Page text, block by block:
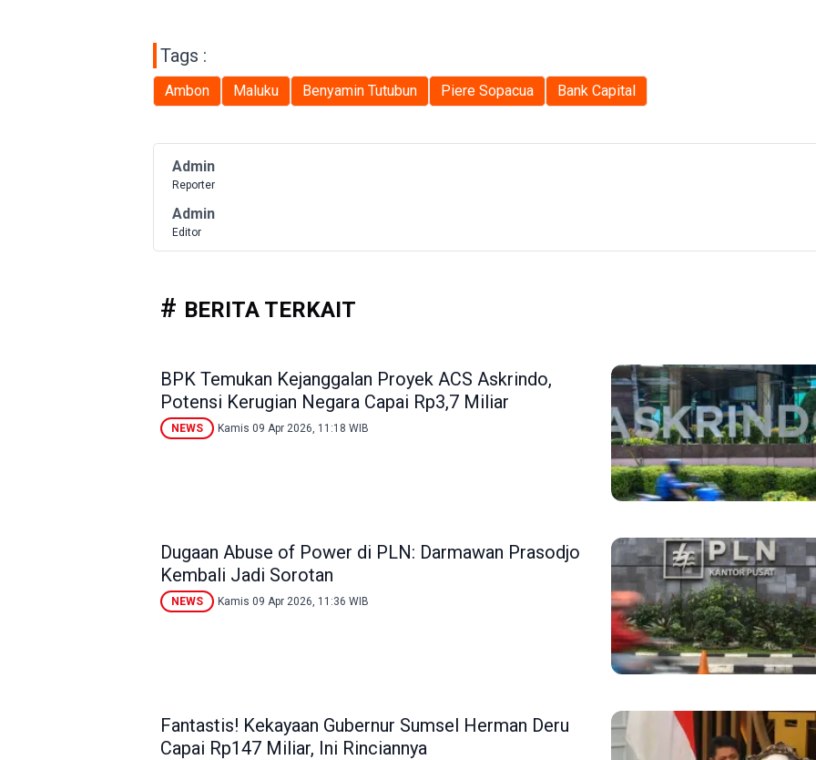
Tags :
Ambon Maluku Benyamin Tutubun Piere Sopacua Bank Capital
Admin
Reporter
Admin
Editor
BERITA TERKAIT
BPK Temukan Kejanggalan Proyek ACS Askrindo,
Potensi Kerugian Negara Capai Rp3,7 Miliar
NEWS Kamis 09 Apr 2026, 11:18 WIB
Dugaan Abuse of Power di PLN: Darmawan Prasodjo
Kembali Jadi Sorotan
NEWS Kamis 09 Apr 2026, 11:36 WIB
Fantastis! Kekayaan Gubernur Sumsel Herman Deru
Capai Rp147 Miliar, Ini Rinciannya